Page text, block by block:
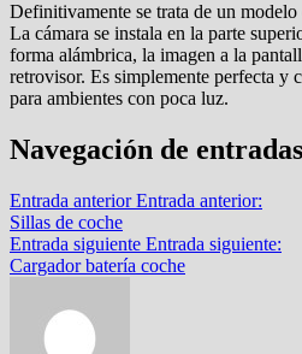
Definitivamente se trata de un
La cámara se instala en la parte
forma alámbrica, la imagen a la
retrovisor. Es simplemente perfecta y
para ambientes con poca luz.
Navegación de entradas
Entrada anterior Entrada anterior:
Sillas de coche
Entrada siguiente Entrada siguiente:
Cargador batería coche